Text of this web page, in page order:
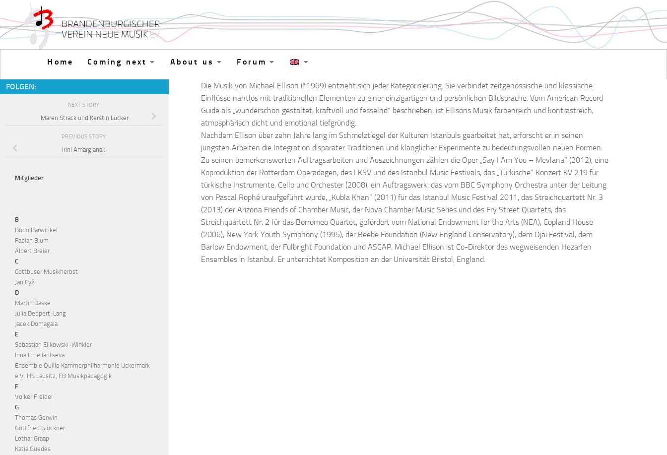
Skip to content
Home Coming next About us Forum
Die Musik von Michael Ellison (*1969) entzieht sich jeder Kategorisierung. Sie verbindet zeitgenössische und klassische
Einflüsse nahtlos mit traditionellen Elementen zu einer einzigartigen und persönlichen Bildsprache. Vom American Record
Guide als „wunderschön gestaltet, kraftvoll und fesselnd“ beschrieben, ist Ellisons Musik farbenreich und kontrastreich,
atmosphärisch dicht und emotional tiefgründig.
Nachdem Ellison über zehn Jahre lang im Schmelztiegel der Kulturen Istanbuls gearbeitet hat, erforscht er in seinen
jüngsten Arbeiten die Integration disparater Traditionen und klanglicher Experimente zu bedeutungsvollen neuen Formen.
Zu seinen bemerkenswerten Auftragsarbeiten und Auszeichnungen zählen die Oper „Say I Am You – Mevlana“ (2012), eine
Koproduktion der Rotterdam Operadagen, des I KSV und des Istanbul Music Festivals, das „Türkische“ Konzert KV 219 für
türkische Instrumente, Cello und Orchester (2008), ein Auftragswerk, das vom BBC Symphony Orchestra unter der Leitung
von Pascal Rophé uraufgeführt wurde, „Kubla Khan“ (2011) für das Istanbul Music Festival 2011, das Streichquartett Nr. 3
(2013) der Arizona Friends of Chamber Music, der Nova Chamber Music Series und des Fry Street Quartets, das
Streichquartett Nr. 2 für das Borromeo Quartet, gefördert vom National Endowment for the Arts (NEA), Copland House
(2006), New York Youth Symphony (1995), der Beebe Foundation (New England Conservatory), dem Ojai Festival, dem
Barlow Endowment, der Fulbright Foundation und ASCAP. Michael Ellison ist Co-Direktor des wegweisenden Hezarfen
Ensembles in Istanbul. Er unterrichtet Komposition an der Universität Bristol, England.
FOLGEN:
NEXT STORY
Maren Strack und Kerstin Lücker
PREVIOUS STORY
Irini Amargianaki
Mitglieder
B
Bodo Bärwinkel
Fabian Blum
Albert Breier
C
Cottbuser Musikherbst
Jan Cyž
D
Martin Daske
Julia Deppert-Lang
Jacek Domagala
E
Sebastian Elikowski-Winkler
Irina Emeliantseva
Ensemble Quillo Kammerphilharmonie Uckermark
e.V. HS Lausitz, FB Musikpädagogik
F
Volker Freidel
G
Thomas Gerwin
Gottfried Glöckner
Lothar Graap
Katia Guedes